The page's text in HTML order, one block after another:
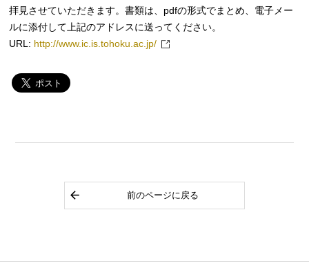
拝見させていただきます。書類は、pdfの形式でまとめ、電子メー
ルに添付して上記のアドレスに送ってください。
URL: http://www.ic.is.tohoku.ac.jp/
前のページに戻る